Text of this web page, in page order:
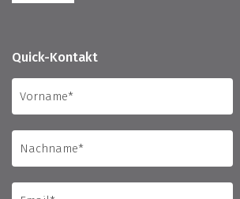
Quick-Kontakt